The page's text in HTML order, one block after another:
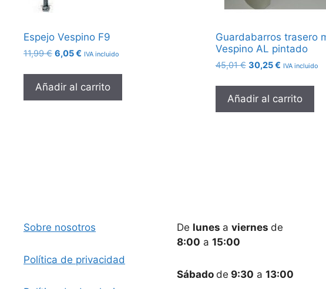
Espejo Vespino F9
11,99€ El
original
era:
11,99 €.
6,05€ El
actual
es:
6,05 €.
IVA incluido
Añadir al carrito
Guardabarros trasero
Vespino AL pintado
45,01€ El
original
era:
45,01 €.
30,25€El
actual
es:
30,25 €.
IVA incluido
Añadir al carrito
Sobre nosotros
Política de privacidad
De lunes a viernes de
8:00 a 15:00
Sábado de 9:30 a 13:00